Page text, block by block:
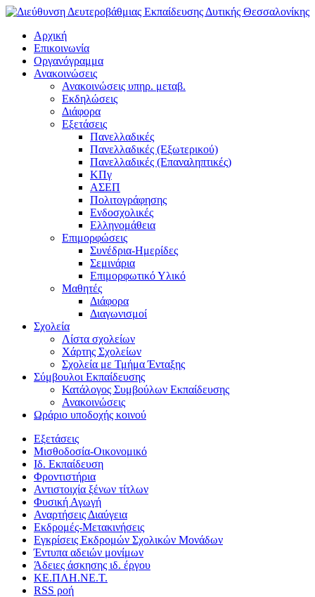
Αρχική
Επικοινωνία
Οργανόγραμμα
Ανακοινώσεις
Ανακοινώσεις υπηρ. μεταβ.
Εκδηλώσεις
Διάφορα
Εξετάσεις
Πανελλαδικές
Πανελλαδικές (Εξωτερικού)
Πανελλαδικές (Επαναληπτικές)
ΚΠγ
ΑΣΕΠ
Πολιτογράφησης
Ενδοσχολικές
Ελληνομάθεια
Επιμορφώσεις
Συνέδρια-Ημερίδες
Σεμινάρια
Επιμορφωτικό Υλικό
Μαθητές
Διάφορα
Διαγωνισμοί
Σχολεία
Λίστα σχολείων
Χάρτης Σχολείων
Σχολεία με Τμήμα Ένταξης
Σύμβουλοι Εκπαίδευσης
Κατάλογος Συμβούλων Εκπαίδευσης
Ανακοινώσεις
Ωράριο υποδοχής κοινού
Εξετάσεις
Μισθοδοσία-Οικονομικό
Ιδ. Εκπαίδευση
Φροντιστήρια
Αντιστοιχία ξένων τίτλων
Φυσική Αγωγή
Αναρτήσεις Διαύγεια
Εκδρομές-Μετακινήσεις
Εγκρίσεις Εκδρομών Σχολικών Μονάδων
Έντυπα αδειών μονίμων
Άδειες άσκησης ιδ. έργου
ΚΕ.ΠΛΗ.ΝΕ.Τ.
RSS ροή